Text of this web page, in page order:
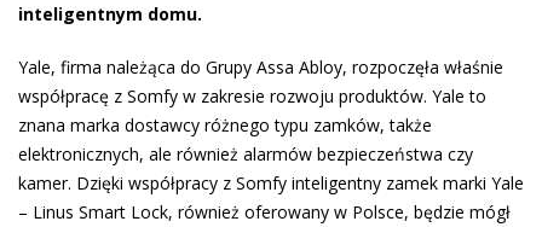
inteligentnym domu.
Yale, firma należąca do Grupy Assa Abloy, rozpoczęła właśnie
współpracę z Somfy w zakresie rozwoju produktów. Yale to
znana marka dostawcy różnego typu zamków, także
elektronicznych, ale również alarmów bezpieczeństwa czy
kamer. Dzięki współpracy z Somfy inteligentny zamek marki Yale
– Linus Smart Lock, również oferowany w Polsce, będzie mógł